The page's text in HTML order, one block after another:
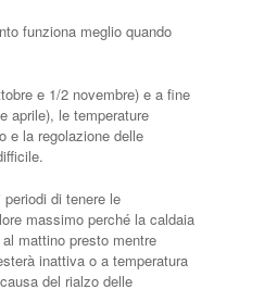
funziona meglio quando
e 1/2 novembre) e a fine
aprile), le temperature
e la regolazione delle
di tenere le
massimo perché la caldaia
mattino presto mentre
inattiva o a temperatura
del rialzo delle